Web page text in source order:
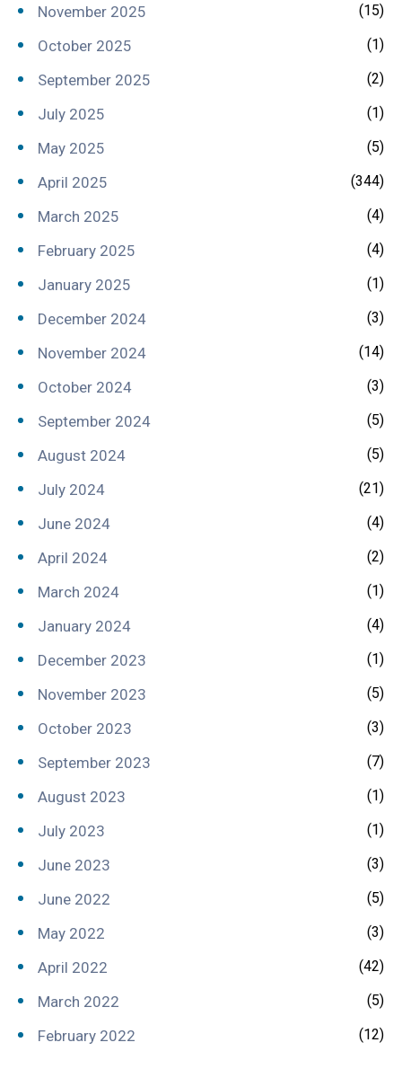
November 2025 (15)
October 2025 (1)
September 2025 (2)
July 2025 (1)
May 2025 (5)
April 2025 (344)
March 2025 (4)
February 2025 (4)
January 2025 (1)
December 2024 (3)
November 2024 (14)
October 2024 (3)
September 2024 (5)
August 2024 (5)
July 2024 (21)
June 2024 (4)
April 2024 (2)
March 2024 (1)
January 2024 (4)
December 2023 (1)
November 2023 (5)
October 2023 (3)
September 2023 (7)
August 2023 (1)
July 2023 (1)
June 2023 (3)
June 2022 (5)
May 2022 (3)
April 2022 (42)
March 2022 (5)
February 2022 (12)